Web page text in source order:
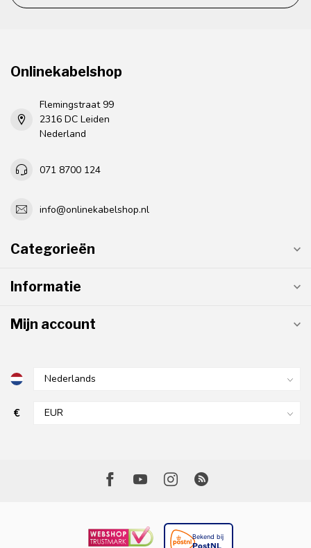
Onlinekabelshop
Flemingstraat 99
2316 DC Leiden
Nederland
071 8700 124
info@onlinekabelshop.nl
Categorieën
Informatie
Mijn account
€